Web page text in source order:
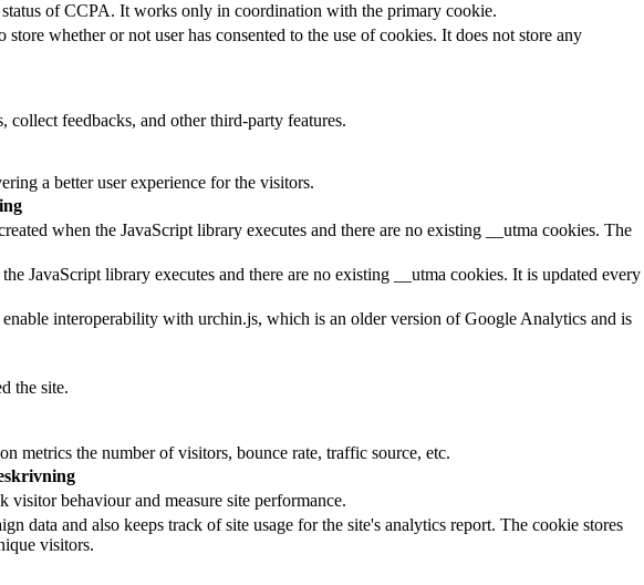
of CCPA. It works only in coordination with the primary cookie.
whether or not user has consented to the use of cookies. It does not store any
feedbacks, and other third-party features.
a better user experience for the visitors.
when the JavaScript library executes and there are no existing __utma cookies. The
JavaScript library executes and there are no existing __utma cookies. It is updated every
interoperability with urchin.js, which is an older version of Google Analytics and is
the site.
metrics the number of visitors, bounce rate, traffic source, etc.
behaviour and measure site performance.
data and also keeps track of site usage for the site's analytics report. The cookie stores
visitors.